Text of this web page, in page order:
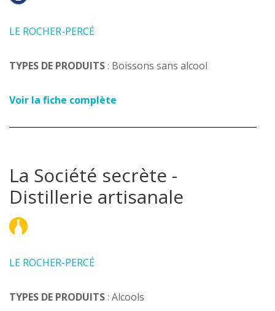
LE ROCHER-PERCÉ
TYPES DE PRODUITS: Boissons sans alcool
Voir la fiche complète
La Société secrète -
Distillerie artisanale
LE ROCHER-PERCÉ
TYPES DE PRODUITS: Alcools